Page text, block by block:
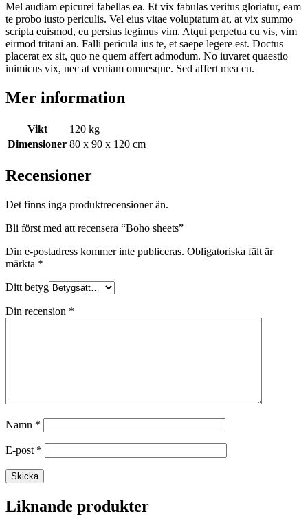
Mel audiam epicurei fabellas ea. Et vix fabulas veritus gloriatur, eam
te probo iusto periculis. Vel eius vitae voluptatum at, at vix summo
scripta euismod, eu persius legimus vim. Atqui perpetua cu vis, vim
eirmod tritani an. Falli pericula ius te, et saepe legere est. Doctus
placerat ex sit, quo ne quem affert admodum. No iuvaret quaestio
inimicus vix, nec at veniam omnesque. Sed affert mea cu.
Mer information
Vikt
120 kg
Dimensioner 80 x 90 x 120 cm
Recensioner
Det finns inga produktrecensioner än.
Bli först med att recensera “Boho sheets”
Din e-postadress kommer inte publiceras. Obligatoriska fält är
märkta *
Ditt betyg
Din recension *
Namn *
E-post *
Liknande produkter